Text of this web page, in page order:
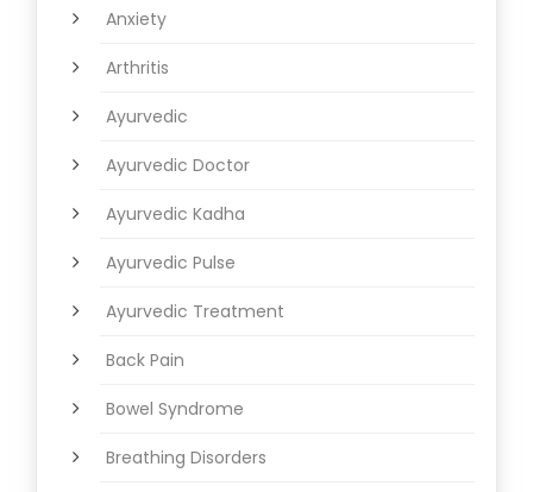
Anxiety
Arthritis
Ayurvedic
Ayurvedic Doctor
Ayurvedic Kadha
Ayurvedic Pulse
Ayurvedic Treatment
Back Pain
Bowel Syndrome
Breathing Disorders